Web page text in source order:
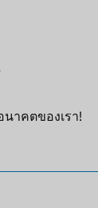
าคตของเรา!